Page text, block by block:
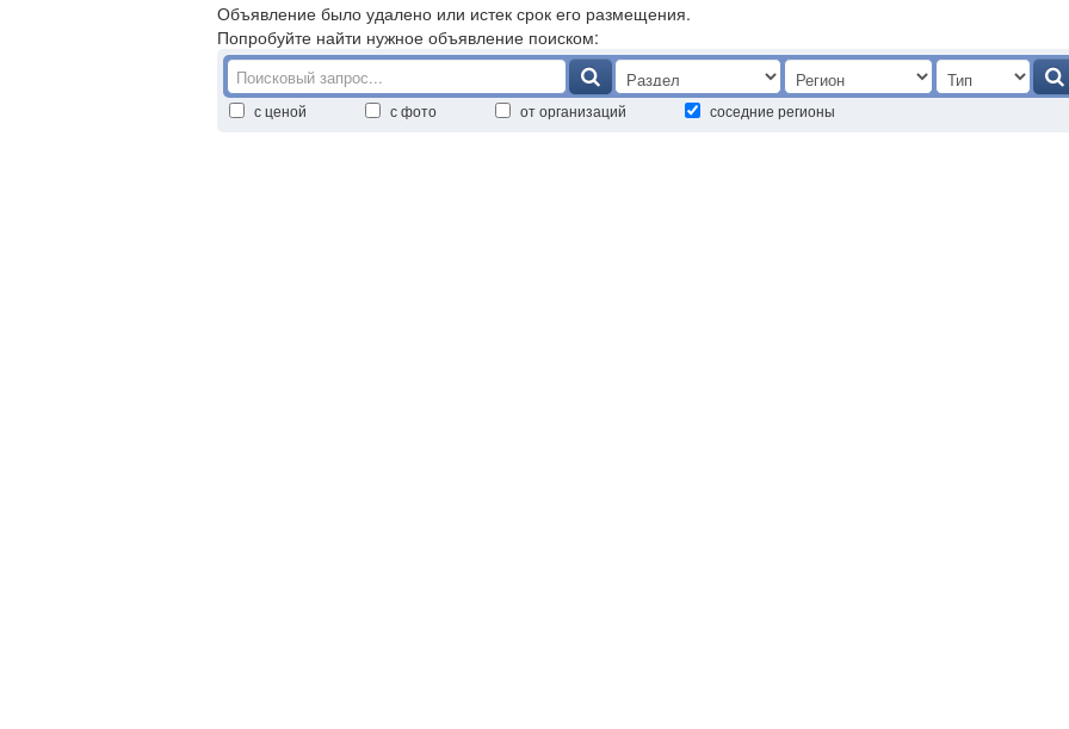
Объявление было удалено или истек срок его размещения.
Попробуйте найти нужное объявление поиском:
с ценой с фото от организаций соседние регионы